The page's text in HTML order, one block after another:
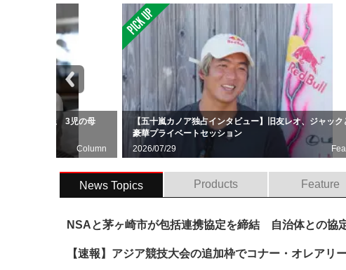
歳の壮絶人生 3児の母
Column
【五十嵐カノア独占インタビュー】旧友レオ、ジャック
豪華プライベートセッション
2026/07/29
News Topics Products Feature
NSAと茅ヶ崎市が包括連携協定を締結 自治体との協
【速報】アジア競技大会の追加枠でコナー・オレア